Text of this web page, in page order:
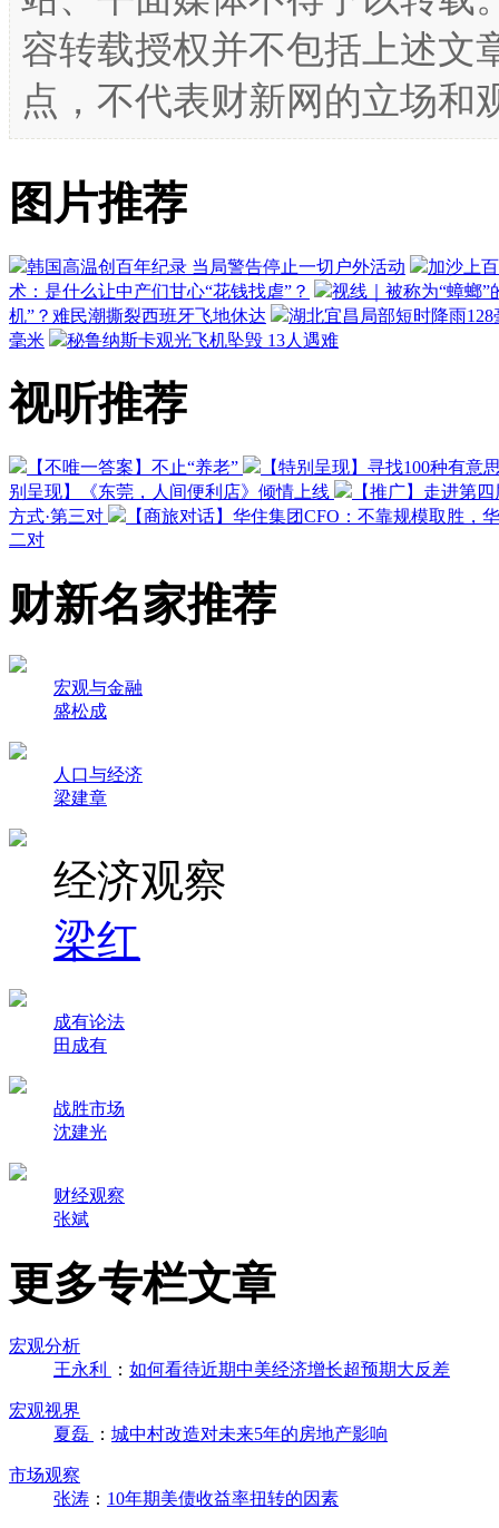
容转载授权并不包括上述文
点，不代表财新网的立场和
图片推荐
韩国高温创百年纪录 当局警告停止一切户外活动
加沙上
术：是什么让中产们甘心“花钱找虐”？
视线｜被称为“蟑螂
机”？难民潮撕裂西班牙飞地休达
湖北宜昌局部短时降雨
毫米
秘鲁纳斯卡观光飞机坠毁 13人遇难
视听推荐
【不唯一答案】不止“养老”
【特别呈现】寻找100种有意
别呈现】《东莞，人间便利店》倾情上线
【推广】走进第
方式·第三对
【商旅对话】华住集团CFO：不靠规模取胜，
二对
财新名家推荐
宏观与金融
盛松成
人口与经济
梁建章
经济观察
梁红
成有论法
田成有
战胜市场
沈建光
财经观察
张斌
更多专栏文章
宏观分析
王永利
： 如何看待近期中美经济增长超预期大反差
宏观视界
夏磊
： 城中村改造对未来5年的房地产影响
市场观察
张涛 ： 10年期美债收益率扭转的因素